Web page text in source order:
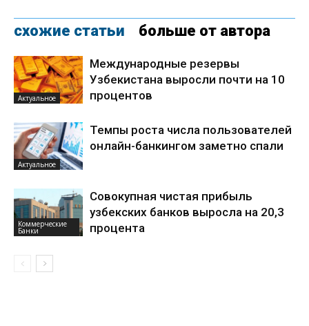
схожие статьи больше от автора
Актуальное
Международные резервы
Узбекистана выросли почти на 10
процентов
Актуальное
Темпы роста числа пользователей
онлайн-банкингом заметно спали
Коммерческие
Банки
Совокупная чистая прибыль
узбекских банков выросла на 20,3
процента